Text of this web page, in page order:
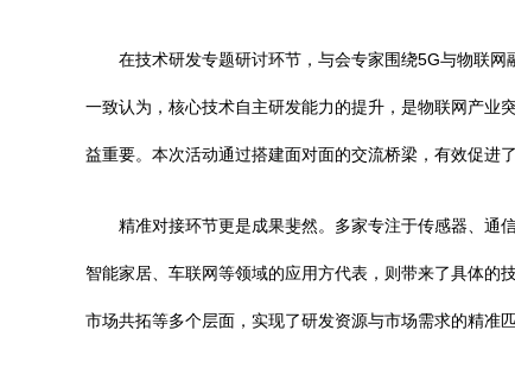
在技术研发专题研讨环节，与会专家围绕5G与物联
一致认为，核心技术自主研发能力的提升，是物联网产业
益重要。本次活动通过搭建面对面的交流桥梁，有效促进
精准对接环节更是成果斐然。多家专注于传感器、通
智能家居、车联网等领域的应用方代表，则带来了具体的
市场共拓等多个层面，实现了研发资源与市场需求的精准匹